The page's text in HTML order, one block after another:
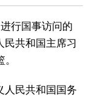
行国事访问的
民共和国主席习
人民共和国国务